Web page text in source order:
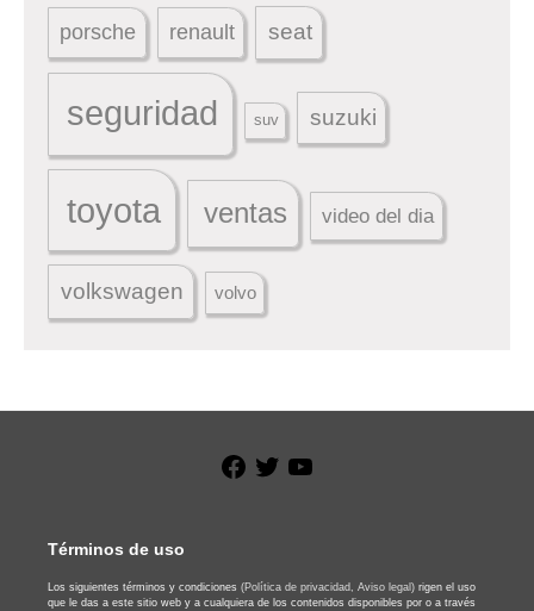
porsche renault seat
seguridad suv suzuki
toyota ventas video del dia
volkswagen volvo
Facebook
Twitter
Términos de uso
Los siguientes términos y condiciones (Política de privacidad, Aviso legal) rigen el uso
que le das a este sitio web y a cualquiera de los contenidos disponibles por o a través